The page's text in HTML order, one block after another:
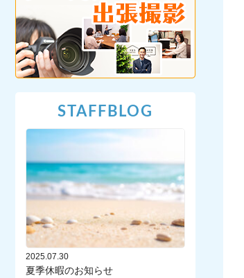
STAFFBLOG
2025.07.30
夏季休暇のお知らせ